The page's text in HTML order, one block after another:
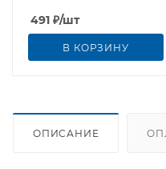
491 ₽/шт
В КОРЗИНУ
ОПИСАНИЕ